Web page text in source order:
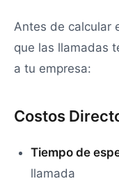
Antes de calcular
que las llamadas
a tu empresa:
Costos
Tiempo de
llamada